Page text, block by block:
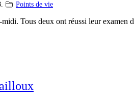
Points de vie
Tous deux ont réussi leur examen